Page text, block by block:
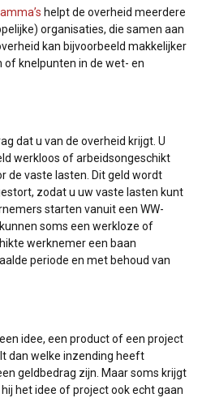
helpt de overheid meerdere
organisaties, die samen aan
kan bijvoorbeeld makkelijker
of knelpunten in de wet- en
dat u van de overheid krijgt. U
werkloos of arbeidsongeschikt
de vaste lasten. Dit geld wordt
zodat u uw vaste lasten kunt
starten vanuit een WW-
soms een werkloze of
werknemer een baan
periode en met behoud van
idee, een product of een project
dan welke inzending heeft
geldbedrag zijn. Maar soms krijgt
het idee of project ook echt gaan